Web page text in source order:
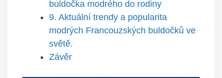
buldočka modrého do rodiny
9. Aktuální trendy a popularita
modrých Francouzských buldočků ve
světě.
Závěr